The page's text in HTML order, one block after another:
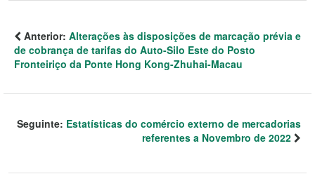
Anterior: Alterações às disposições de marcação prévia e
de cobrança de tarifas do Auto-Silo Este do Posto
Fronteiriço da Ponte Hong Kong-Zhuhai-Macau
Seguinte: Estatísticas do comércio externo de mercadorias
referentes a Novembro de 2022